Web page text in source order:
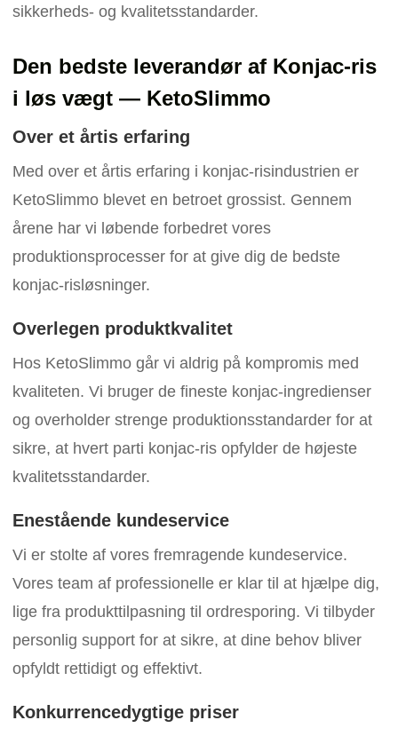
sikkerheds- og kvalitetsstandarder.
Den bedste leverandør af Konjac-ris
i løs vægt — KetoSlimmo
Over et årtis erfaring
Med over et årtis erfaring i konjac-risindustrien er
KetoSlimmo blevet en betroet grossist. Gennem
årene har vi løbende forbedret vores
produktionsprocesser for at give dig de bedste
konjac-risløsninger.
Overlegen produktkvalitet
Hos KetoSlimmo går vi aldrig på kompromis med
kvaliteten. Vi bruger de fineste konjac-ingredienser
og overholder strenge produktionsstandarder for at
sikre, at hvert parti konjac-ris opfylder de højeste
kvalitetsstandarder.
Enestående kundeservice
Vi er stolte af vores fremragende kundeservice.
Vores team af professionelle er klar til at hjælpe dig,
lige fra produkttilpasning til ordresporing. Vi tilbyder
personlig support for at sikre, at dine behov bliver
opfyldt rettidigt og effektivt.
Konkurrencedygtige priser